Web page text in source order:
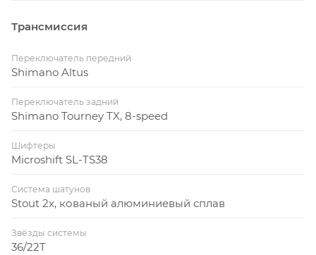
Трансмиссия
Переключатель передний
Shimano Altus
Переключатель задний
Shimano Tourney TX, 8-speed
Шифтеры
Microshift SL-TS38
Система шатунов
Stout 2x, кованый алюминиевый сплав
Звёзды системы
36/22T